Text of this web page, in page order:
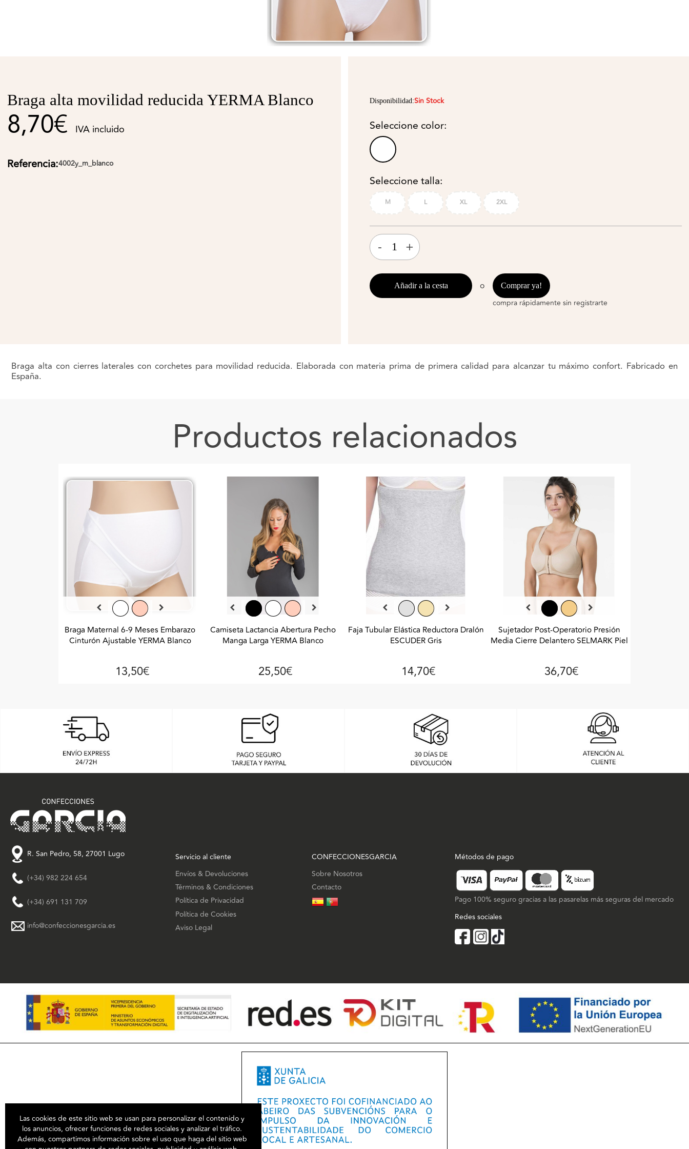
Braga alta movilidad reducida YERMA Blanco
8,70€ IVA incluido
Referencia:4002y_m_blanco
Disponibilidad:Sin Stock
Seleccione color:
Seleccione talla:
M L XL 2XL
- +
Añadir a la cesta o Comprar ya!
compra rápidamente sin registrarte
Braga alta con cierres laterales con corchetes para movilidad reducida. Elaborada con materia prima de primera calidad para alcanzar tu máximo confort. Fabricado en
España.
Productos relacionados
Braga Maternal 6-9 Meses Embarazo
Cinturón Ajustable YERMA Blanco
13,50€
Camiseta Lactancia Abertura Pecho
Manga Larga YERMA Blanco
25,50€
Faja Tubular Elástica Reductora Dralón
ESCUDER Gris
14,70€
Sujetador Post-Operatorio Presión
Media Cierre Delantero SELMARK Piel
36,70€
Las cookies de este sitio web se usan para personalizar el contenido y
los anuncios, ofrecer funciones de redes sociales y analizar el tráfico.
Además, compartimos información sobre el uso que haga del sitio web
R. San Pedro, 58, 27001 Lugo
(+34) 982 224 654
(+34) 691 131 709
info@confeccionesgarcia.es
Servicio al cliente
Envíos & Devoluciones
Términos & Condiciones
Política de Privacidad
Política de Cookies
Aviso Legal
CONFECCIONESGARCIA
Sobre Nosotros
Contacto
Métodos de pago
Pago 100% seguro gracias a las pasarelas más seguras del mercado
Redes sociales